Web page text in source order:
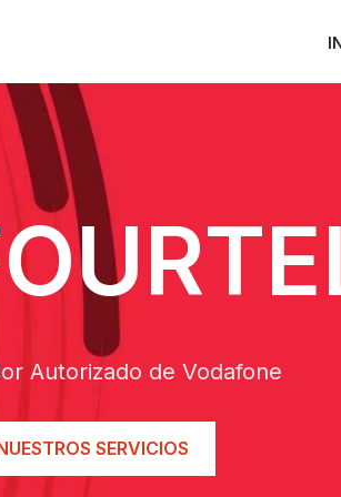
Autorizado de Vodafone
SERVICIOS